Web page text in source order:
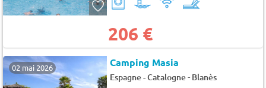
206 €
02 mai 2026 Camping Masia
Espagne - Catalogne- Blanès